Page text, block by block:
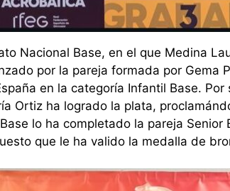
Nacional Base, en el que Medina
por la pareja formada por Gema
en la categoría Infantil Base. Por
Ortiz ha logrado la plata,
lo ha completado la pareja Senior
que le ha valido la medalla de